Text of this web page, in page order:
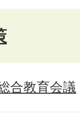
合教育会議